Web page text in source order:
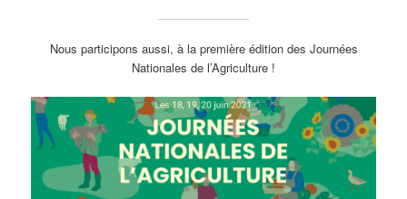
Nous participons aussi, à la première édition des Journées
Nationales de l’Agriculture !